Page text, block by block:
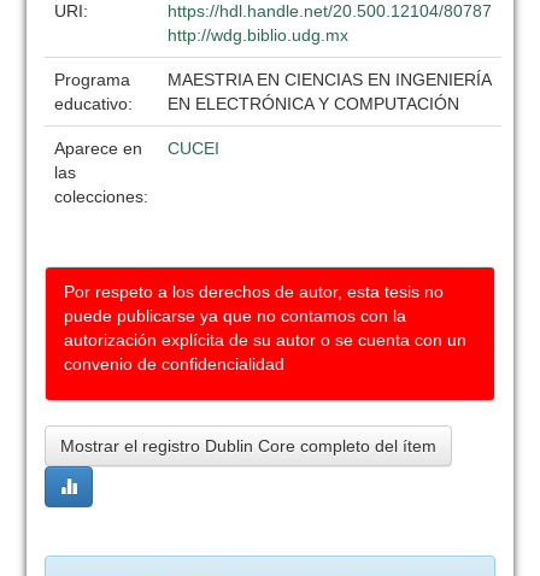
URI:
https://hdl.handle.net/20.500.12104/80787
http://wdg.biblio.udg.mx
Programa
educativo:
MAESTRIA EN CIENCIAS EN INGENIERÍA
EN ELECTRÓNICA Y COMPUTACIÓN
Aparece en
las
colecciones:
CUCEI
Por respeto a los derechos de autor, esta tesis no
puede publicarse ya que no contamos con la
autorización explícita de su autor o se cuenta con un
convenio de confidencialidad
Mostrar el registro Dublin Core completo del ítem